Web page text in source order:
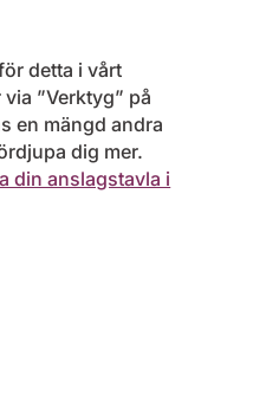
detta i vårt
”Verktyg” på
en mängd andra
dig mer.
din anslagstavla i